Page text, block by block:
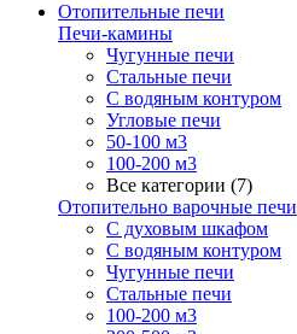
Отопительные печи
Печи-камины
Чугунные печи
Стальные печи
С водяным контуром
Угловые печи
50-100 м3
100-200 м3
Все категории (7)
Отопительно варочные печи
С духовым шкафом
С водяным контуром
Чугунные печи
Стальные печи
100-200 м3